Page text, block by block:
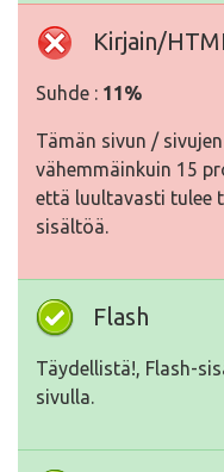
Kirjain/
Suhde : 11%
Tämän sivun /
vähemmäinkuin 15
että luultavasti tulee
sisältöä.
Flash
Täydellistä!, Flash-
sivulla.